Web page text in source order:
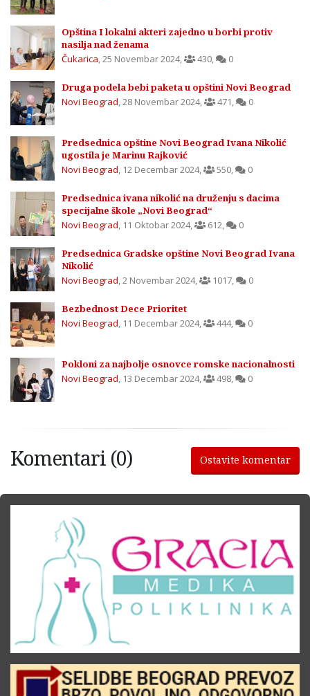
Opština I lokalni akteri zajedno u borbi protiv
nasilja nad ženama
Čukarica,25 Novembar 2024, 430, 0
Druga podela bebi paketa u opštini Novi Beograd
Novi Beograd,28 Novembar 2024, 471, 0
Predsednica opštine Novi Beograd Ivana Nikolić
ugostila je Marinu Rajković
Novi Beograd, 12 Decembar 2024, 550, 0
Predsednica ivana nikolić na druženju s đacima
specijalne škole „Novi Beograd“
Novi Beograd, 11 Oktobar 2024, 612, 0
Predsednica Gradske opštine Novi Beograd Ivana
Nikolić
Novi Beograd,2 Novembar 2024, 1017, 0
Bezbednost Dece Prioritet
Novi Beograd, 11 Decembar 2024, 444, 0
Pokloni za najbolje osnovce romske nacionalnosti
Novi Beograd, 13 Decembar 2024, 498, 0
Komentari (0) Ostavite komentar